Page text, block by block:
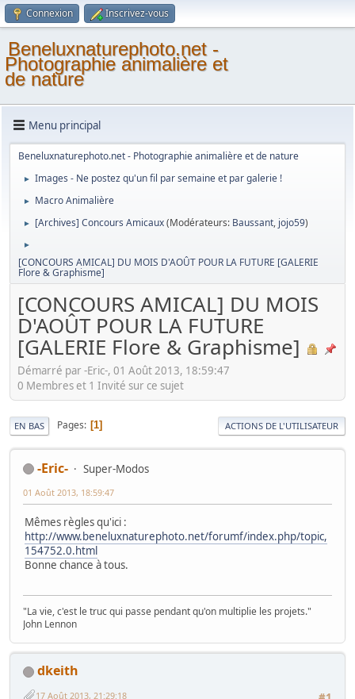
Connexion Inscrivez-vous
Beneluxnaturephoto.net -
Photographie animalière et
de nature
Menu principal
Beneluxnaturephoto.net - Photographie animalière et de nature
► Images - Ne postez qu'un fil par semaine et par galerie !
► Macro Animalière
► [Archives] Concours Amicaux(Modérateurs: Baussant, jojo59)
►
[CONCOURS AMICAL] DU MOIS D'AOÛT POUR LA FUTURE [GALERIE
Flore & Graphisme]
[CONCOURS AMICAL] DU MOIS
D'AOÛT POUR LA FUTURE
[GALERIE Flore & Graphisme]
Démarré par -Eric-, 01 Août 2013, 18:59:47
0 Membres et 1 Invité sur ce sujet
EN BAS Pages 1 ACTIONS DE L'UTILISATEUR
-Eric- Super-Modos
01 Août 2013, 18:59:47
Mêmes règles qu'ici :
http://www.beneluxnaturephoto.net/forumf/index.php/topic,
154752.0.html
Bonne chance à tous.
"La vie, c'est le truc qui passe pendant qu'on multiplie les projets."
John Lennon
dkeith
17 Août 2013, 21:29:18